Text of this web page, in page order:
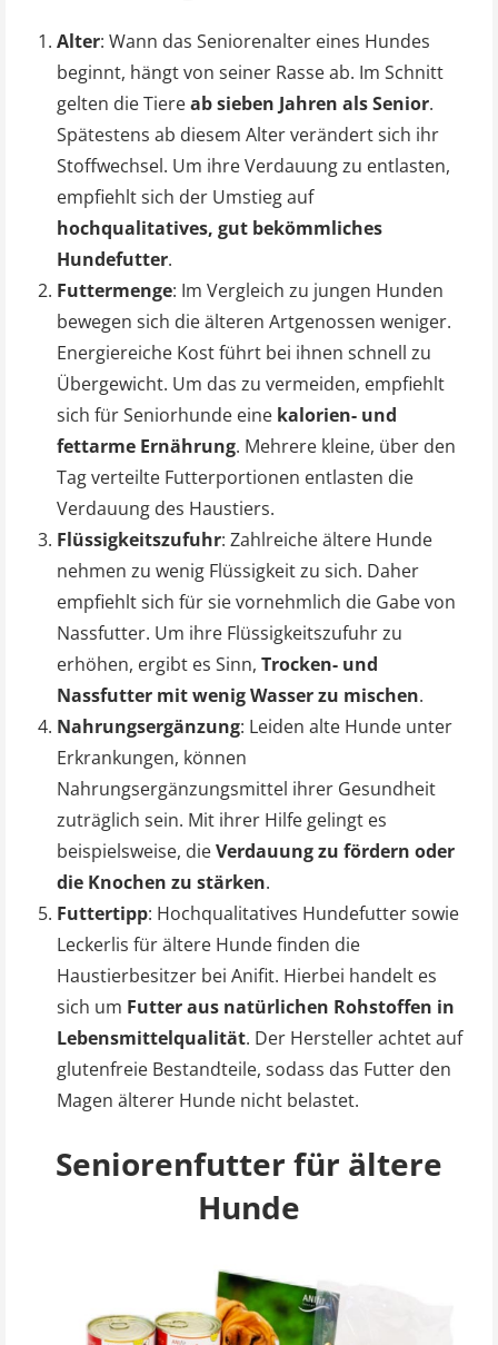
Alter: Wann das Seniorenalter eines Hundes
beginnt, hängt von seiner Rasse ab. Im Schnitt
gelten die Tiereab sieben Jahren als Senior.
Spätestens ab diesem Alter verändert sich ihr
Stoffwechsel. Um ihre Verdauung zu entlasten,
empfiehlt sich der Umstieg auf
hochqualitatives, gut bekömmliches
Hundefutter.
Futtermenge: Im Vergleich zu jungen Hunden
bewegen sich die älteren Artgenossen weniger.
Energiereiche Kost führt bei ihnen schnell zu
Übergewicht. Um das zu vermeiden, empfiehlt
sich für Seniorhunde eine kalorien- und
fettarme Ernährung. Mehrere kleine, über den
Tag verteilte Futterportionen entlasten die
Verdauung des Haustiers.
Flüssigkeitszufuhr: Zahlreiche ältere Hunde
nehmen zu wenig Flüssigkeit zu sich. Daher
empfiehlt sich für sie vornehmlich die Gabe von
Nassfutter. Um ihre Flüssigkeitszufuhr zu
erhöhen, ergibt es Sinn,Trocken- und
Nassfutter mit wenig Wasser zu mischen.
Nahrungsergänzung: Leiden alte Hunde unter
Erkrankungen, können
Nahrungsergänzungsmittel ihrer Gesundheit
zuträglich sein. Mit ihrer Hilfe gelingt es
beispielsweise, dieVerdauung zu fördern oder
die Knochen zu stärken.
Futtertipp: Hochqualitatives Hundefutter sowie
Leckerlis für ältere Hunde finden die
Haustierbesitzer bei Anifit. Hierbei handelt es
sich um Futter aus natürlichen Rohstoffen in
Lebensmittelqualität. Der Hersteller achtet auf
glutenfreie Bestandteile, sodass das Futter den
Magen älterer Hunde nicht belastet.
Seniorenfutter für ältere
Hunde